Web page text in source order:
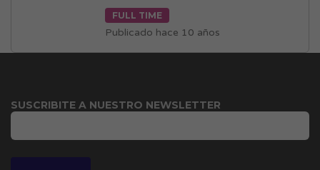
FULL TIME
Publicado hace 10 años
SUSCRIBITE A NUESTRO NEWSLETTER